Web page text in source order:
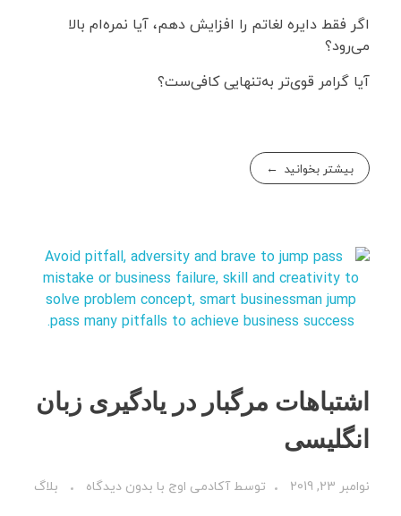
اگر فقط دایره لغاتم را افزایش دهم، آیا نمره‌ام بالا
می‌رود؟
آیا گرامر قوی‌تر به‌تنهایی کافی‌ست؟
بیشتر بخوانید
اشتباهات مرگبار در یادگیری زبان
انگلیسی
نوامبر 23, 2019 توسط آکادمی اوج با بدون دیدگاه بلاگ